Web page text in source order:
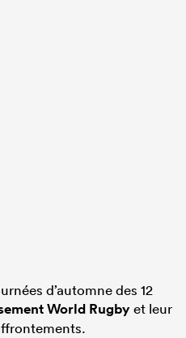
d’automne des 12
World Rugbyet leur